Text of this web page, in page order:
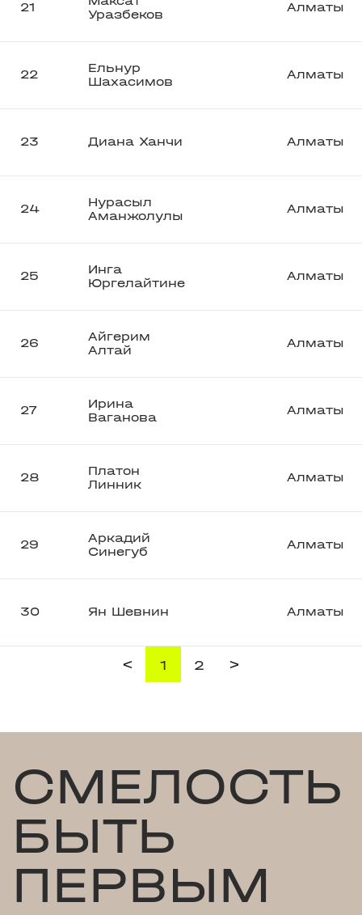
21
Уразбеков
Алматы
22
Ельнур
Шахасимов
Алматы
23 Диана Ханчи Алматы
24
Нурасыл
Аманжолулы
Алматы
25
Инга
Юргелайтине
Алматы
26
Айгерим
Алтай
Алматы
27
Ирина
Ваганова
Алматы
28
Платон
Линник
Алматы
29
Aркадий
Синегуб
Алматы
30 Ян Шевнин Алматы
< 1 2 >
СМЕЛОСТЬ
БЫТЬ
ПЕРВЫМ